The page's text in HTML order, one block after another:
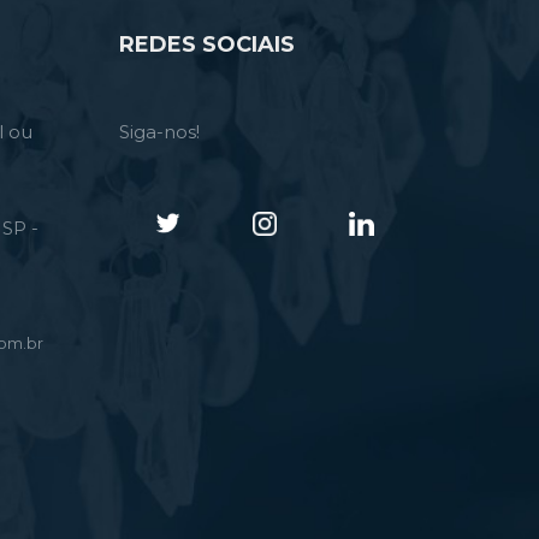
ou
-
REDES SOCIAIS
Siga-nos!